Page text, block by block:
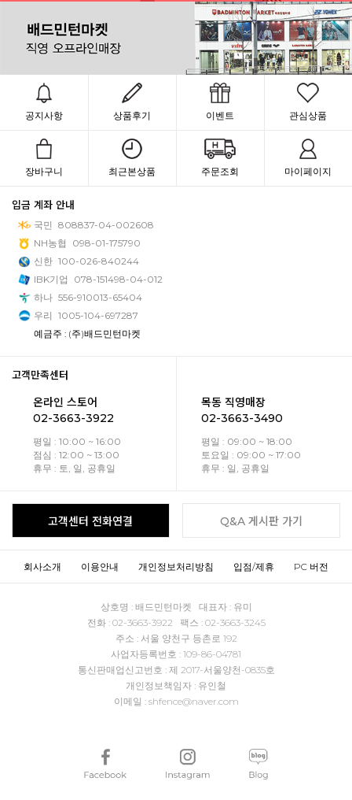
공지사항 상품후기 이벤트 관심상품
장바구니 최근본상품 주문조회 마이페이지
입금 계좌 안내
국민 808837-04-002608
NH농협
098-01-175790
신한 100-026-840244
IBK기업
078-151498-04-012
하나 556-910013-65404
우리 1005-104-697287
예금주 : (주)배드민턴마켓
고객만족센터
온라인 스토어
02-3663-3922
평일 : 10:00 ~ 16:00
점심 : 12:00 ~ 13:00
휴무 : 토, 일, 공휴일
목동 직영매장
02-3663-3490
평일 : 09:00 ~ 18:00
토요일 : 09:00 ~ 17:00
휴무 : 일, 공휴일
고객센터 전화연결 Q&A 게시판 가기
회사소개 이용안내 개인정보처리방침 입점/제휴 PC 버전
상호명 : 배드민턴마켓 대표자 : 유미
전화 : 02-3663-3922 팩스 : 02-3663-3245
주소 : 서울 양천구 등촌로 192
사업자등록번호 : 109-86-04781
통신판매업신고번호 : 제 2017-서울양천-0835호
개인정보책임자 : 유인철
이메일 : shfence@naver.com